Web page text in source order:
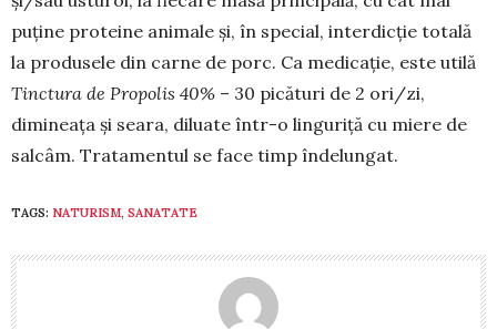
puţine proteine animale şi, în special, interdicţie totală
la produsele din carne de porc. Ca medicaţie, este utilă
Tinctura de Propolis 40% – 30 picături de 2 ori/zi,
dimineaţa şi seara, diluate într-o linguriţă cu miere de
salcâm. Trata­mentul se face timp înde­lungat.
TAGS: NATURISM, SANATATE